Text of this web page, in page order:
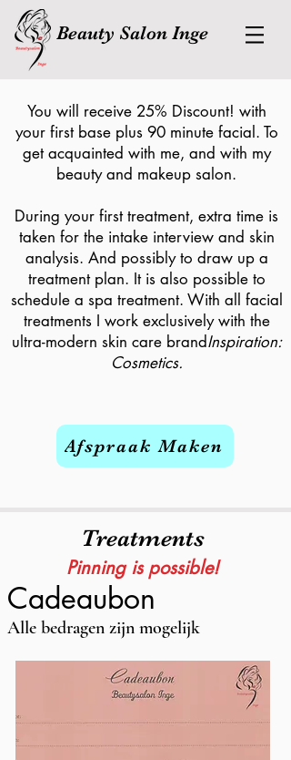
Beauty Salon Inge
You will receive 25% Discount! with
your first base plus 90 minute facial. To
get acquainted with me, and with my
beauty and makeup salon.
During your first treatment, extra time is
taken for the intake interview and skin
analysis. And possibly to draw up a
treatment plan. It is also possible to
schedule a spa treatment. With all facial
treatments I work exclusively with the
ultra-modern skin care brandInspiration:
Cosmetics.
Afspraak Maken
Treatments
Pinning is possible!
Cadeaubon
Alle bedragen zijn mogelijk